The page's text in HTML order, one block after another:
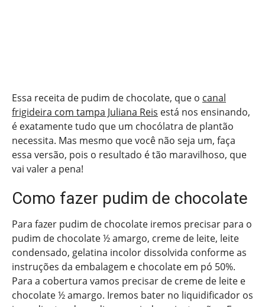
Essa receita de pudim de chocolate, que o canal
frigideira com tampa Juliana Reis está nos ensinando,
é exatamente tudo que um chocólatra de plantão
necessita. Mas mesmo que você não seja um, faça
essa versão, pois o resultado é tão maravilhoso, que
vai valer a pena!
Como fazer pudim de chocolate
Para fazer pudim de chocolate iremos precisar para o
pudim de chocolate ½ amargo, creme de leite, leite
condensado, gelatina incolor dissolvida conforme as
instruções da embalagem e chocolate em pó 50%.
Para a cobertura vamos precisar de creme de leite e
chocolate ½ amargo. Iremos bater no liquidificador os